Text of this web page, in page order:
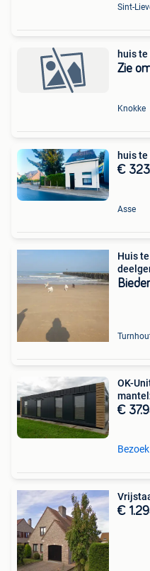
huis
Zie
Knokke
huis te
€
Asse
Huis te
OK-
€
€